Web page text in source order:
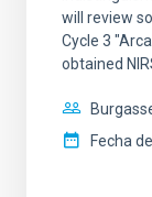
will review
Cycle 3
obtained
Fecha